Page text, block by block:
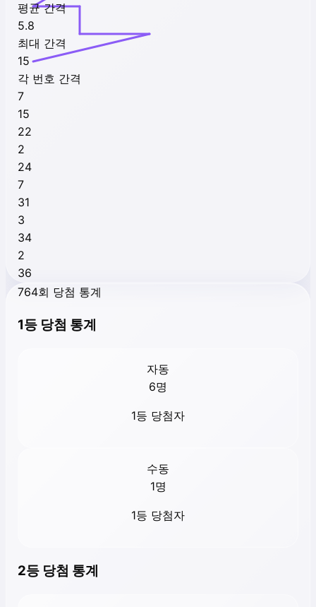
평균 간격
5.8
최대 간격
15
각 번호 간격
7
15
22
2
24
7
31
3
34
2
36
764회 당첨 통계
1등 당첨 통계
자동
6명
1등 당첨자
수동
1명
1등 당첨자
2등 당첨 통계